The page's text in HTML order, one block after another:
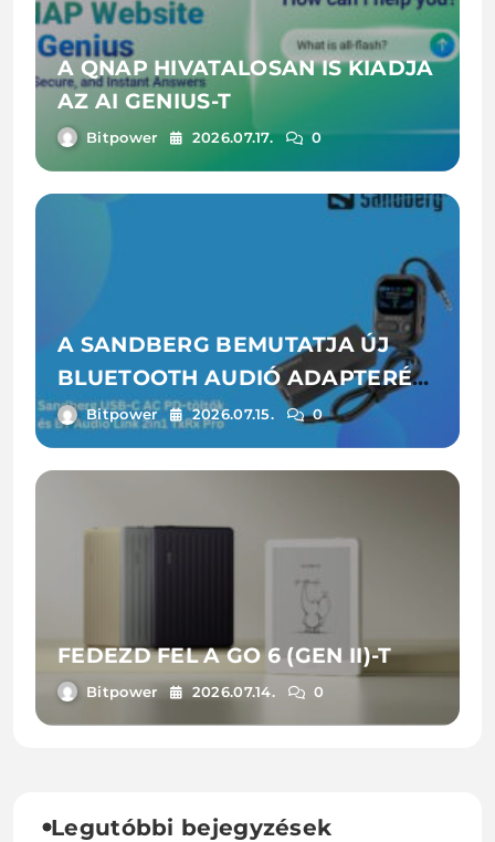
A QNAP HIVATALOSAN IS KIADJA
AZ AI GENIUS-T
Bitpower 2026.07.17. 0
A SANDBERG BEMUTATJA ÚJ
BLUETOOTH AUDIÓ ADAPTERÉT
ÉS LAPTOPTÖLTŐIT
Bitpower 2026.07.15. 0
FEDEZD FEL A GO 6 (GEN II)-T
Bitpower 2026.07.14. 0
Legutóbbi bejegyzések